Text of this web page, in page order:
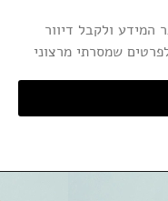
ולקבל דיוור
שמסרתי מרצוני